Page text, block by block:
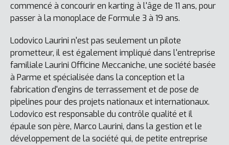
commencé à concourir en karting à l'âge de 11 ans, pour
passer à la monoplace de Formule 3 à 19 ans.
Lodovico Laurini n'est pas seulement un pilote
prometteur, il est également impliqué dans l'entreprise
familiale Laurini Officine Meccaniche, une société basée
à Parme et spécialisée dans la conception et la
fabrication d'engins de terrassement et de pose de
pipelines pour des projets nationaux et internationaux.
Lodovico est responsable du contrôle qualité et il
épaule son père, Marco Laurini, dans la gestion et le
développement de la société qui, de petite entreprise